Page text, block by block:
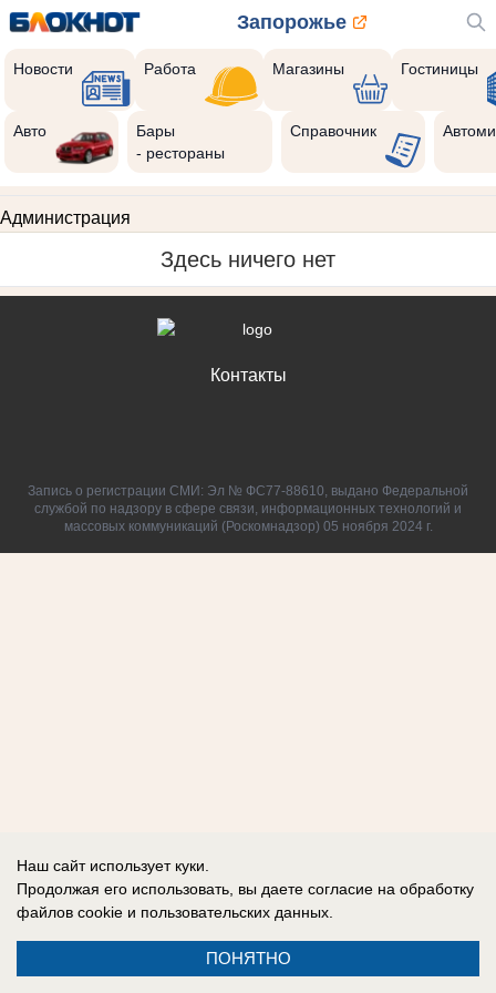
Запорожье
Новости Работа Магазины Гостиницы
Авто
Бары
- рестораны
Справочник
Администрация
Здесь ничего нет
Контакты
Запись о регистрации СМИ: Эл № ФС77-88610, выдано Федеральной
службой по надзору в сфере связи, информационных технологий и
массовых коммуникаций (Роскомнадзор) 05 ноября 2024 г.
Наш сайт использует куки.
Продолжая его использовать, вы даете согласие на обработку
файлов cookie и пользовательских данных.
ПОНЯТНО